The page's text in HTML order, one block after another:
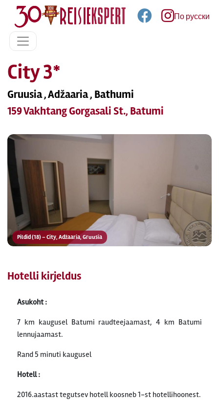
По русски
City 3*
Gruusia , Adžaaria , Bathumi
159 Vakhtang Gorgasali St., Batumi
Pildid (18) – City, Adžaaria, Gruusia
Hotelli kirjeldus
Asukoht :
7 km kaugusel Batumi raudteejaamast, 4 km Batumi
lennujaamast.
Rand 5 minuti kaugusel
Hotell :
2016.aastast tegutsev hotell koosneb 1-st hotellihoonest.